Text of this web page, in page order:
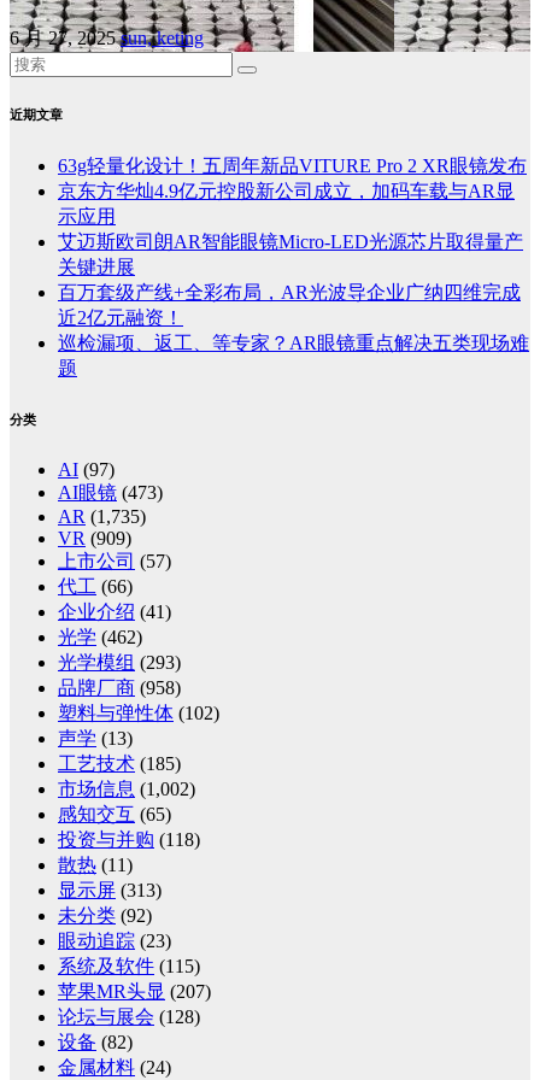
6 月 27, 2025sun, keting
近期文章
63g轻量化设计！五周年新品VITURE Pro 2 XR眼镜发布
京东方华灿4.9亿元控股新公司成立，加码车载与AR显
示应用
艾迈斯欧司朗AR智能眼镜Micro-LED光源芯片取得量产
关键进展
百万套级产线+全彩布局，AR光波导企业广纳四维完成
近2亿元融资！
巡检漏项、返工、等专家？AR眼镜重点解决五类现场难
题
分类
AI (97)
AI眼镜 (473)
AR (1,735)
VR (909)
上市公司 (57)
代工 (66)
企业介绍 (41)
光学 (462)
光学模组 (293)
品牌厂商 (958)
塑料与弹性体 (102)
声学 (13)
工艺技术 (185)
市场信息 (1,002)
感知交互 (65)
投资与并购 (118)
散热 (11)
显示屏 (313)
未分类 (92)
眼动追踪 (23)
系统及软件 (115)
苹果MR头显 (207)
论坛与展会 (128)
设备 (82)
金属材料 (24)